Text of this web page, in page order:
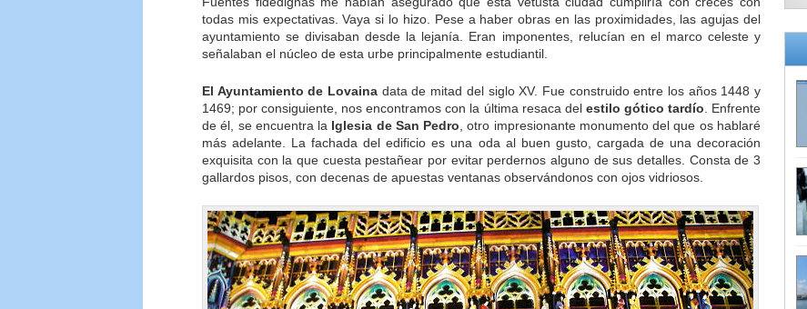
todas mis expectativas. Vaya si lo hizo. Pese a haber obras en las proximidades, las agujas del
ayuntamiento se divisaban desde la lejanía. Eran imponentes, relucían en el marco celeste y
señalaban el núcleo de esta urbe principalmente estudiantil.
El Ayuntamiento de Lovaina data de mitad del siglo XV. Fue construido entre los años 1448 y
1469; por consiguiente, nos encontramos con la última resaca del estilo gótico tardío . Enfrente
de él, se encuentra la Iglesia de San Pedro , otro impresionante monumento del que os hablaré
más adelante. La fachada del edificio es una oda al buen gusto, cargada de una decoración
exquisita con la que cuesta pestañear por evitar perdernos alguno de sus detalles. Consta de 3
gallardos pisos, con decenas de apuestas ventanas observándonos con ojos vidriosos.